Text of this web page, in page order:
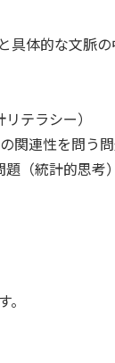
具体的な文脈
テラシー）
関連性を問う問
（統計的思考）